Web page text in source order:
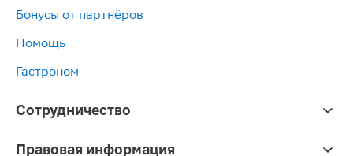
Бонусы от партнёров
Помощь
Гастроном
Сотрудничество
Правовая информация